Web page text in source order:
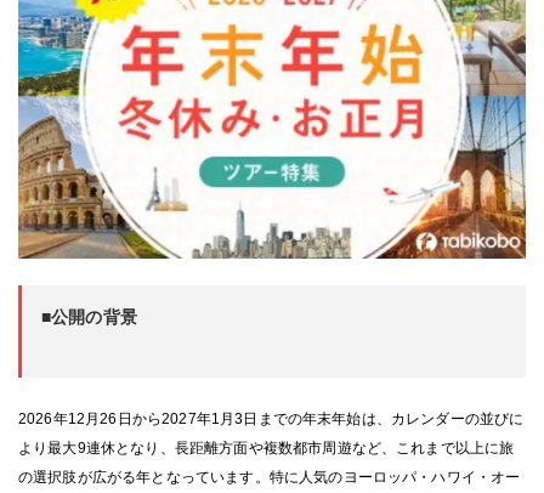
■公開の背景
2026年12月26日から2027年1月3日までの年末年始は、カレンダーの並びに
より最大9連休となり、長距離方面や複数都市周遊など、これまで以上に旅
の選択肢が広がる年となっています。特に人気のヨーロッパ・ハワイ・オー